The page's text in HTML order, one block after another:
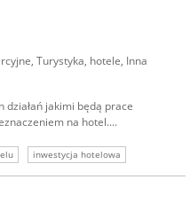
, Turystyka, hotele, Inna
działań jakimi będą prace
na hotel....
inwestycja hotelowa